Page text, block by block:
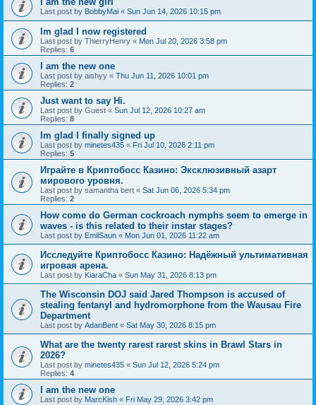
Last post by BobbyMai « Sun Jun 14, 2026 10:15 pm
Im glad I now registered
Last post by ThierryHenry « Mon Jul 20, 2026 3:58 pm
Replies: 6
I am the new one
Last post by aishyy « Thu Jun 11, 2026 10:01 pm
Replies: 2
Just want to say Hi.
Last post by Guest « Sun Jul 12, 2026 10:27 am
Replies: 8
Im glad I finally signed up
Last post by minetes435 « Fri Jul 10, 2026 2:11 pm
Replies: 5
Играйте в Криптобосс Казино: Эксклюзивный азарт
мирового уровня.
Last post by samantha bert « Sat Jun 06, 2026 5:34 pm
Replies: 2
How come do German cockroach nymphs seem to emerge in
waves - is this related to their instar stages?
Last post by EmilSaun « Mon Jun 01, 2026 11:22 am
Исследуйте Криптобосс Казино: Надёжный ультимативная
игровая арена.
Last post by KiaraCha « Sun May 31, 2026 8:13 pm
The Wisconsin DOJ said Jared Thompson is accused of
stealing fentanyl and hydromorphone from the Wausau Fire
Department
Last post by AdanBent « Sat May 30, 2026 8:15 pm
What are the twenty rarest rarest skins in Brawl Stars in
2026?
Last post by minetes435 « Sun Jul 12, 2026 5:24 pm
Replies: 4
I am the new one
Last post by MarcKish « Fri May 29, 2026 3:42 pm